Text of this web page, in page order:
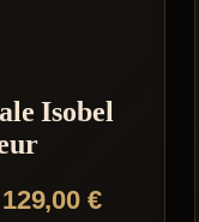
Isobel
129,00€Plage